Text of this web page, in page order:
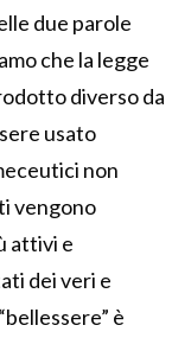
due parole
che la legge
diverso da
usato
non
vengono
attivi e
dei veri e
è